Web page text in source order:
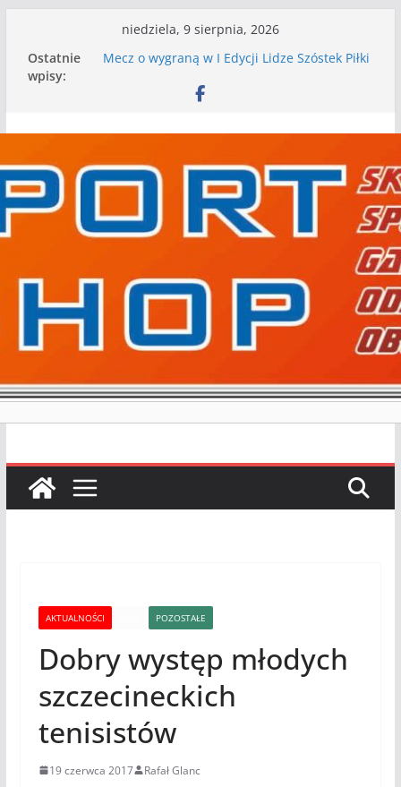
treści
niedziela, 9 sierpnia, 2026
Ostatnie
wpisy:
Mecz o wygraną w I Edycji Lidze Szóstek Piłki
Nasze piłkarskie zespoły w toku przygotowań
Kolejne gry kontrolne naszych piłkarskich
WKS wygrywa pierwszą edycję Ligi Szóstek w
Gwdzie Wielkiej
I mamy kolejne gry kontrolne, piłkarskie
granie przed nami
AKTUALNOŚCI POZOSTAŁE
Dobry występ młodych
szczecineckich
tenisistów
19 czerwca 2017 Rafał Glanc